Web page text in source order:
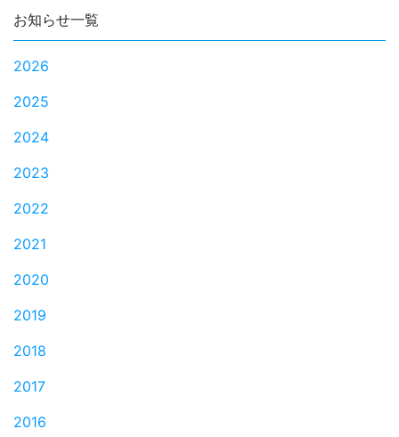
お知らせ一覧
2026
2025
2024
2023
2022
2021
2020
2019
2018
2017
2016